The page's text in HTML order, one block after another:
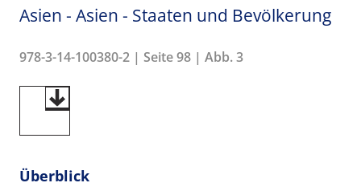
Asien - Asien - Staaten und Bevölkerung
978-3-14-100380-2 | Seite 98 | Abb. 3
Überblick